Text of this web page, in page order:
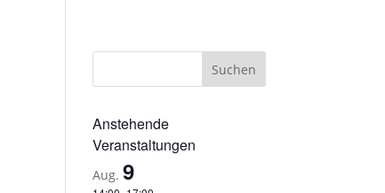
Anstehende
Veranstaltungen
Aug.9